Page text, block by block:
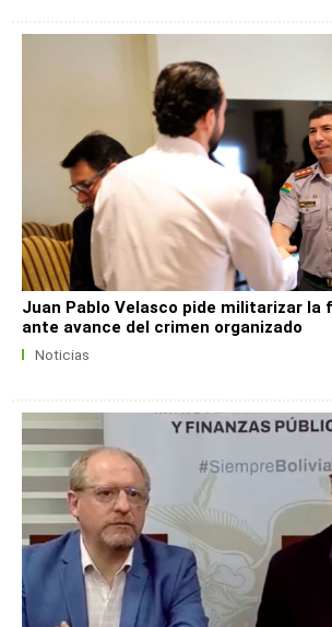
Juan Pablo Velasco pide militarizar la
ante avance del crimen organizado
Noticias